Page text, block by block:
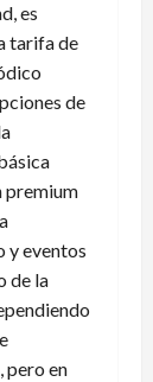
es
tarifa de
de
premium
y eventos
de la
pero en